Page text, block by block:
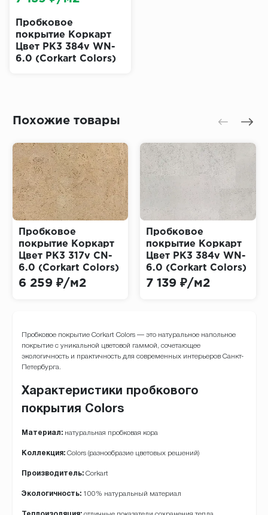
Пробковое
покрытие Коркарт
Цвет PK3 384v WN-
6.0 (Corkart Colors)
Похожие товары
Пробковое
покрытие Коркарт
Цвет PK3 317v CN-
6.0 (Corkart Colors)
6 259 ₽/м2
Пробковое
покрытие Коркарт
Цвет PK3 384v WN-
6.0 (Corkart Colors)
7 139 ₽/м2
Пробковое покрытие Corkart Colors — это натуральное напольное
покрытие с уникальной цветовой гаммой, сочетающее
экологичность и практичность для современных интерьеров Санкт-
Петербурга.
Характеристики пробкового
покрытия Colors
Материал:натуральная пробковая кора
Коллекция:Colors (разнообразие цветовых решений)
Производитель:Corkart
Экологичность:100% натуральный материал